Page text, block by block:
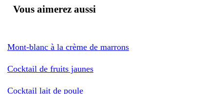
Vous aimerez aussi
Mont-blanc à la crème de marrons
Cocktail de fruits jaunes
Cocktail lait de poule